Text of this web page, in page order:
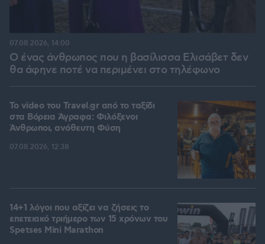
Ο ένας άνθρωπος που η βασίλισσα Ελισάβετ δεν
θα άφηνε ποτέ να περιμένει στο τηλέφωνο
07.08.2026, 14:00
To video του Travel.gr από το ταξίδι
στα Βόρεια Άγραφα: Φιλόξενοι
Άνθρωποι, ανόθευτη Φύση
07.08.2026, 12:38
14+1 λόγοι που αξίζει να ζήσεις το
επετειακό τριήμερο των 15 χρόνων του
Spetses Mini Marathon